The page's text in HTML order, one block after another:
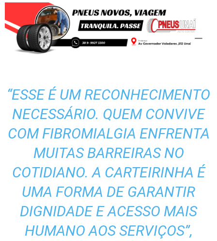
“ESSE É UM RECONHECIMENTO
NECESSÁRIO. QUEM CONVIVE
COM FIBROMIALGIA ENFRENTA
MUITAS BARREIRAS NO
COTIDIANO. A CARTEIRINHA É
UMA FORMA DE GARANTIR
DIGNIDADE E ACESSO MAIS
HUMANO AOS SERVIÇOS”,